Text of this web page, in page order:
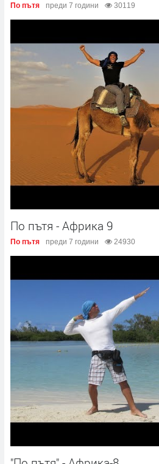
По пътя преди 7 години 30119
По пътя - Африка 9
По пътя преди 7 години 24930